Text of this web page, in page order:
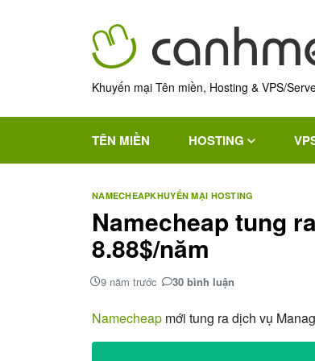
Khuyến mại Tên miền, Hosting & VPS/
TÊN MIỀN HOSTING
NAMECHEAPKHUYẾN MẠI HOSTING
Namecheap tung
8.88$/năm
9 năm trước 30 bình luận
Namecheap mới tung ra dịch vụ